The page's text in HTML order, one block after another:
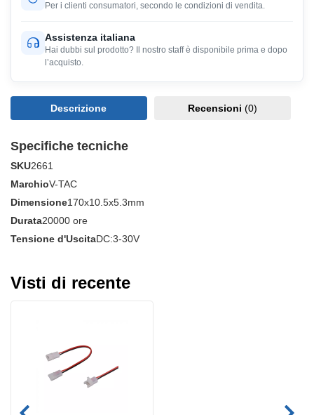
Per i clienti consumatori, secondo le condizioni di vendita.
Assistenza italiana
Hai dubbi sul prodotto? Il nostro staff è disponibile prima e dopo
l’acquisto.
Descrizione Recensioni (0)
Specifiche tecniche
SKU2661
MarchioV-TAC
Dimensione170x10.5x5.3mm
Durata20000 ore
Tensione d'UscitaDC:3-30V
Visti di recente